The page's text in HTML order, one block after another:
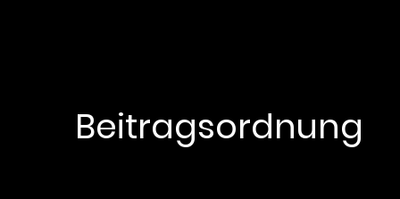
Beitragsordnung